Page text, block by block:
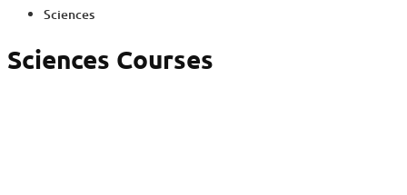
Sciences
Sciences Courses